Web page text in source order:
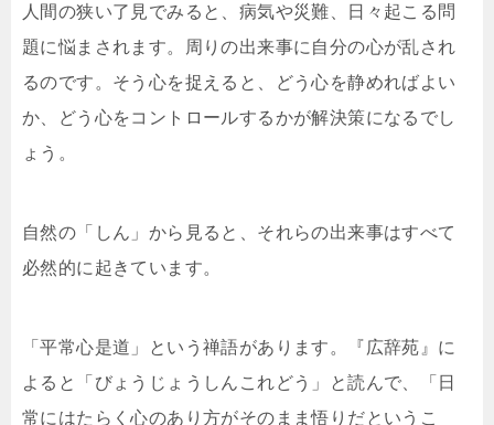
人間の狭い了見でみると、病気や災難、日々起こる問
題に悩まされます。周りの出来事に自分の心が乱され
るのです。そう心を捉えると、どう心を静めればよい
か、どう心をコントロールするかが解決策になるでし
ょう。
自然の「しん」から見ると、それらの出来事はすべて
必然的に起きています。
「平常心是道」という禅語があります。『広辞苑』に
よると「びょうじょうしんこれどう」と読んで、「日
常にはたらく心のあり方がそのまま悟りだというこ